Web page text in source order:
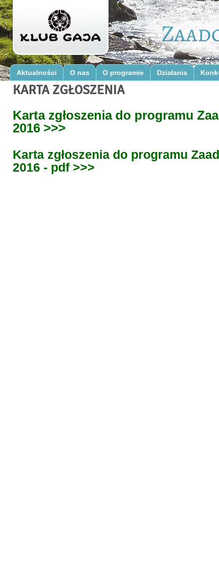
Aktualności O nas O programie Działania
KARTA ZGŁOSZENIA
Karta zgłoszenia do programu
2016 >>>
Karta zgłoszenia do programu
2016 - pdf >>>